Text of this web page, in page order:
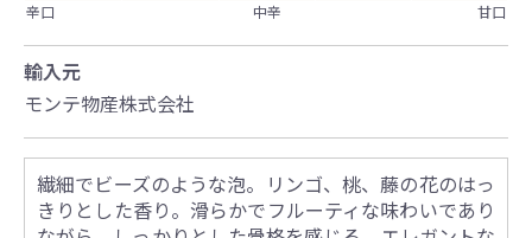
辛口
中辛 甘口
輸入元
モンテ物産株式会社
繊細でビーズのような泡。リンゴ、桃、藤の花のはっ
きりとした香り。滑らかでフルーティな味わいであり